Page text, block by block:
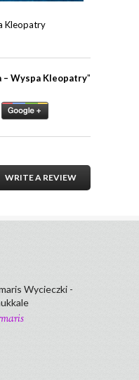
Kleopatry
– Wyspa Kleopatry"
WRITE A REVIEW
Wycieczki -